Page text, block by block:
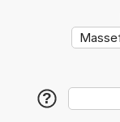
?